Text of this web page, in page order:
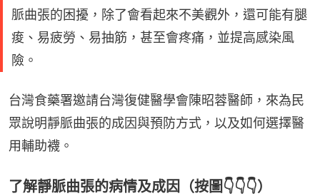
脈曲張的困擾，除了會看起來不美觀外，還可能有腿
痠、易疲勞、易抽筋，甚至會疼痛，並提高感染風
險。
台灣食藥署邀請台灣復健醫學會陳昭蓉醫師，來為民
眾說明靜脈曲張的成因與預防方式，以及如何選擇醫
用輔助襪。
了解靜脈曲張的病情及成因（按圖👇👇👇）